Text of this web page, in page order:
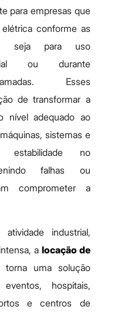
para empresas que
conforme as
seja para uso
ou durante
Esses
de transformar a
nível adequado ao
sistemas e
estabilidade no
falhas ou
comprometer a
industrial,
a locação de
torna uma solução
hospitais,
e centros de